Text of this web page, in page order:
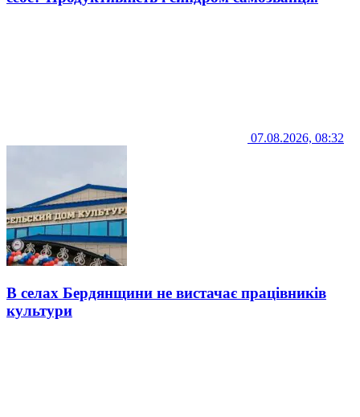
07.08.2026, 08:32
В селах Бердянщини не вистачає працівників
культури